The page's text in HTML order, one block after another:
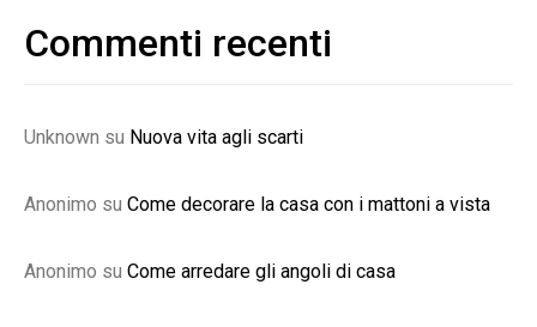
Commenti recenti
Unknown su Nuova vita agli scarti
Anonimo su Come decorare la casa con i mattoni a vista
Anonimo su Come arredare gli angoli di casa